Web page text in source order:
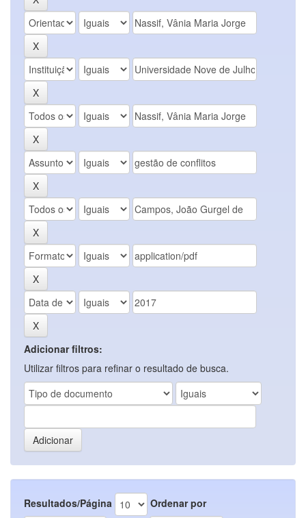
Adicionar filtros:
Utilizar filtros para refinar o resultado de busca.
Resultados/Página Ordenar por